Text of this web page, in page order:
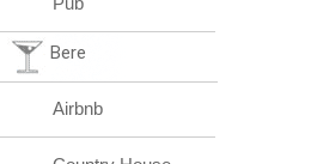
Bere
Airbnb